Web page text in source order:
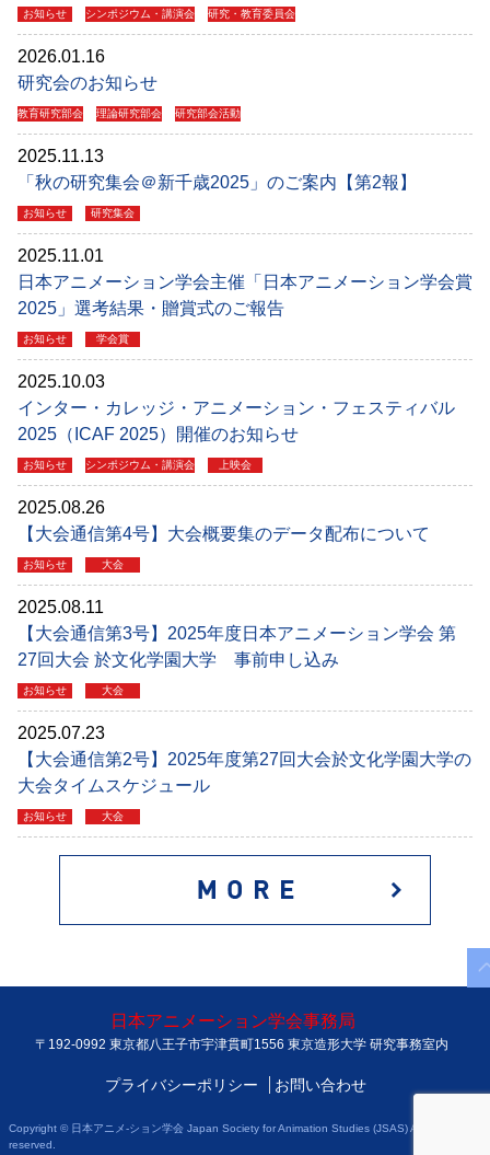
お知らせ シンポジウム・講演会 研究・教育委員会
2026.01.16
研究会のお知らせ
教育研究部会 理論研究部会 研究部会活動
2025.11.13
「秋の研究集会＠新千歳2025」のご案内【第2報】
お知らせ 研究集会
2025.11.01
日本アニメーション学会主催「日本アニメーション学会賞
2025」選考結果・贈賞式のご報告
お知らせ 学会賞
2025.10.03
インター・カレッジ・アニメーション・フェスティバル
2025（ICAF 2025）開催のお知らせ
お知らせ シンポジウム・講演会 上映会
2025.08.26
【大会通信第4号】大会概要集のデータ配布について
お知らせ 大会
2025.08.11
【大会通信第3号】2025年度日本アニメーション学会 第
27回大会 於文化学園大学 事前申し込み
お知らせ 大会
2025.07.23
【大会通信第2号】2025年度第27回大会於文化学園大学の
大会タイムスケジュール
お知らせ 大会
日本アニメーション学会事務局
〒192-0992 東京都八王子市宇津貫町1556 東京造形大学 研究事務室内
プライバシーポリシー お問い合わせ
Copyright © 日本アニメ-ション学会 Japan Society for Animation Studies (JSAS) All rights
reserved.